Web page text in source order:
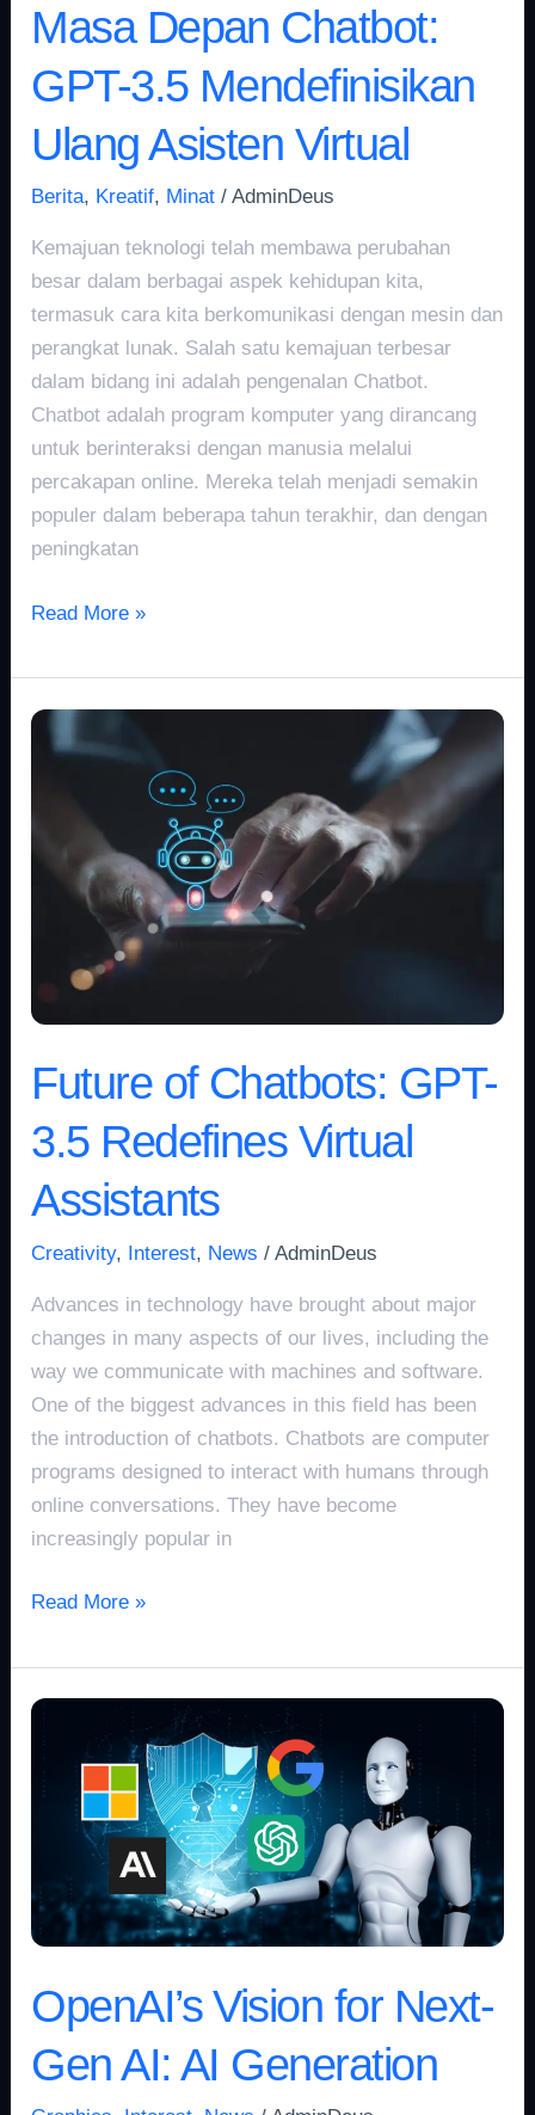
Masa Depan Chatbot:
GPT-3.5 Mendefinisikan
Ulang Asisten Virtual
Berita, Kreatif, Minat /AdminDeus
Kemajuan teknologi telah membawa perubahan
besar dalam berbagai aspek kehidupan kita,
termasuk cara kita berkomunikasi dengan mesin dan
perangkat lunak. Salah satu kemajuan terbesar
dalam bidang ini adalah pengenalan Chatbot.
Chatbot adalah program komputer yang dirancang
untuk berinteraksi dengan manusia melalui
percakapan online. Mereka telah menjadi semakin
populer dalam beberapa tahun terakhir, dan dengan
peningkatan
Read More »
Future of Chatbots: GPT-
3.5 Redefines Virtual
Assistants
Creativity, Interest, News /AdminDeus
Advances in technology have brought about major
changes in many aspects of our lives, including the
way we communicate with machines and software.
One of the biggest advances in this field has been
the introduction of chatbots. Chatbots are computer
programs designed to interact with humans through
online conversations. They have become
increasingly popular in
Future
Redefines
Assistants
Read More »
OpenAI’s Vision for Next-
Gen AI: AI Generation
OpenAI’s
Next-
AI
Generation